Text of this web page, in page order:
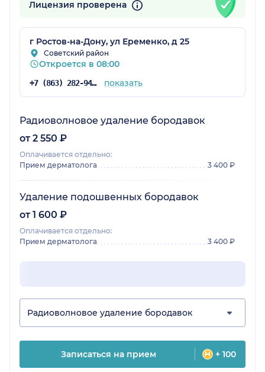
Лицензия проверена
г Ростов-на-Дону, ул Еременко, д 25
Советский район
Откроется в 08:00
+7 (863) 282-94-42 показать
Радиоволновое удаление бородавок
от 2 550 ₽
Оплачивается отдельно:
Прием дерматолога
3 400 ₽
Удаление подошвенных бородавок
от 1 600 ₽
Оплачивается отдельно:
Прием дерматолога
3 400 ₽
Радиоволновое удаление бородавок
Записаться на прием + 100